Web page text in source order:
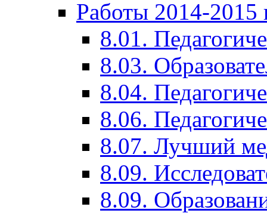
Работы 2014-2015
8.01.
8.03.
8.04.
8.06.
8.07. Лучший
8.09.
8.09.